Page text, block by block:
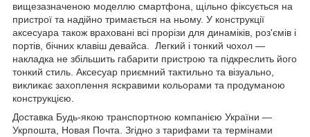
вищезазначеною моделлю смартфона, щільно фіксується на
пристрої та надійно тримається на ньому. У конструкції
аксесуара також враховані всі прорізи для динаміків, роз'ємів і
портів, бічних клавіш девайса. Легкий і тонкий чохол —
накладка не збільшить габарити пристрою та підкреслить його
тонкий стиль. Аксесуар приємний тактильно та візуально,
викликає захоплення яскравими кольорами та продуманою
конструкцією.
Доставка Будь-якою транспортною компанією України —
Укрпошта, Новая Почта. Згідно з тарифами та термінами